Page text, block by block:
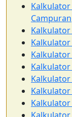
Kalkulator
Campuran
Kalkulator